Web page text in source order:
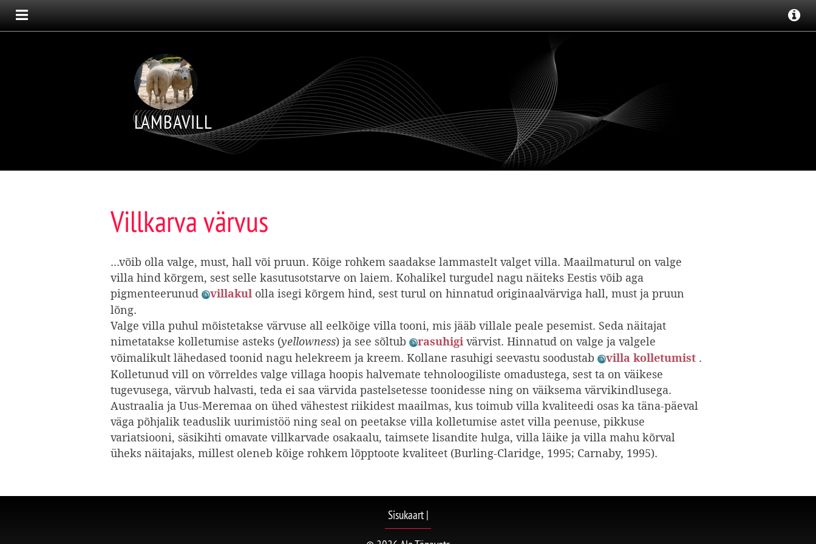
LAMBAVILL
Villkarva värvus
...võib olla valge, must, hall või pruun. Kõige rohkem saadakse lammastelt valget villa. Maailmaturul on valge
villa hind kõrgem, sest selle kasutusotstarve on laiem. Kohalikel turgudel nagu näiteks Eestis võib aga
pigmenteerunud
villakul olla isegi kõrgem hind, sest turul on hinnatud originaalvärviga hall, must ja pruun
lõng.
Valge villa puhul mõistetakse värvuse all eelkõige villa tooni, mis jääb villale peale pesemist. Seda näitajat
nimetatakse kolletumise asteks (yellowness) ja see sõltub rasuhigi värvist. Hinnatud on valge ja valgele
võimalikult lähedased toonid nagu helekreem ja kreem. Kollane rasuhigi seevastu soodustab
villa kolletumist .
Kolletunud vill on võrreldes valge villaga hoopis halvemate tehnoloogiliste omadustega, sest ta on väikese
tugevusega, värvub halvasti, teda ei saa värvida pastelsetesse toonidesse ning on väiksema värvikindlusega.
Austraalia ja Uus-Meremaa on ühed vähestest riikidest maailmas, kus toimub villa kvaliteedi osas ka täna-päeval
väga põhjalik teaduslik uurimistöö ning seal on peetakse villa kolletumise astet villa peenuse, pikkuse
variatsiooni, säsikihti omavate villkarvade osakaalu, taimsete lisandite hulga, villa läike ja villa mahu kõrval
üheks näitajaks, millest oleneb kõige rohkem lõpptoote kvaliteet (Burling-Claridge, 1995; Carnaby, 1995).
Sisukaart|